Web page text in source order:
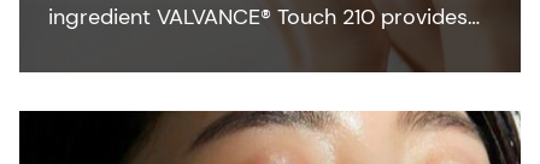
ingredient VALVANCE® Touch 210 provides
anti-shine, silky touch and a lightweight feel